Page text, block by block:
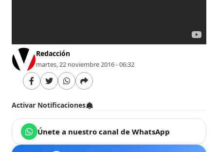
Redacción
martes, 22 noviembre 2016 - 06:32
Activar Notificaciones
Únete a nuestro canal de WhatsApp